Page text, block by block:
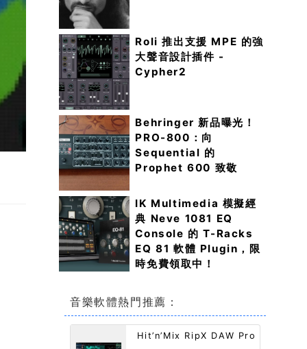
Roli 推出支援 MPE 的強
大聲音設計插件 -
Cypher2
Behringer 新品曝光！
PRO-800：向
Sequential 的
Prophet 600 致敬
IK Multimedia 模擬經
典 Neve 1081 EQ
Console 的 T-Racks
EQ 81 軟體 Plugin，限
時免費領取中！
音樂軟體熱門推薦：
Hit’n’Mix RipX DAW Pro